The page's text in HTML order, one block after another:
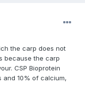
the carp does not
because the carp
CSP Bioprotein
10% of calcium,